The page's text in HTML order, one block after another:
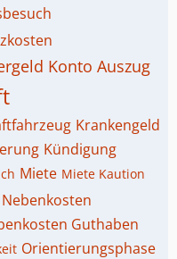
Konto Auszug
Krankengeld
Kündigung
Miete Miete Kaution
Nebenkosten
Guthaben
Orientierungsphase